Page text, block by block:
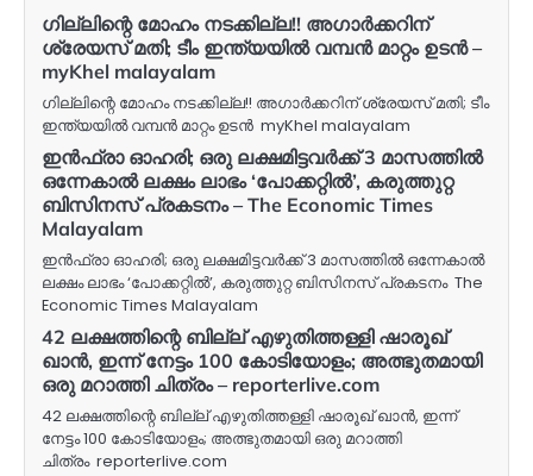
ഗില്ലിന്റെ മോഹം നടക്കില്ല!! അഗാര്‍ക്കറിന്
ശ്രേയസ് മതി; ടീം ഇന്ത്യയില്‍ വമ്പന്‍ മാറ്റം ഉടന്‍ –
myKhel malayalam
ഗില്ലിന്റെ മോഹം നടക്കില്ല!! അഗാര്‍ക്കറിന് ശ്രേയസ് മതി; ടീം
ഇന്ത്യയില്‍ വമ്പന്‍ മാറ്റം ഉടന്‍ myKhel malayalam
ഇൻഫ്രാ ഓഹരി; ഒരു ലക്ഷമിട്ടവർക്ക് 3 മാസത്തിൽ
ഒന്നേകാൽ ലക്ഷം ലാഭം ‘പോക്കറ്റിൽ’, കരുത്തുറ്റ
ബിസിനസ് പ്രകടനം – The Economic Times
Malayalam
ഇൻഫ്രാ ഓഹരി; ഒരു ലക്ഷമിട്ടവർക്ക് 3 മാസത്തിൽ ഒന്നേകാൽ
ലക്ഷം ലാഭം ‘പോക്കറ്റിൽ’, കരുത്തുറ്റ ബിസിനസ് പ്രകടനം The
Economic Times Malayalam
42 ലക്ഷത്തിന്റെ ബില്ല് എഴുതിത്തള്ളി ഷാരൂഖ്
ഖാൻ, ഇന്ന് നേട്ടം 100 കോടിയോളം; അത്ഭുതമായി
ഒരു മറാത്തി ചിത്രം – reporterlive.com
42 ലക്ഷത്തിന്റെ ബില്ല് എഴുതിത്തള്ളി ഷാരൂഖ് ഖാൻ, ഇന്ന്
നേട്ടം 100 കോടിയോളം; അത്ഭുതമായി ഒരു മറാത്തി
ചിത്രം reporterlive.com